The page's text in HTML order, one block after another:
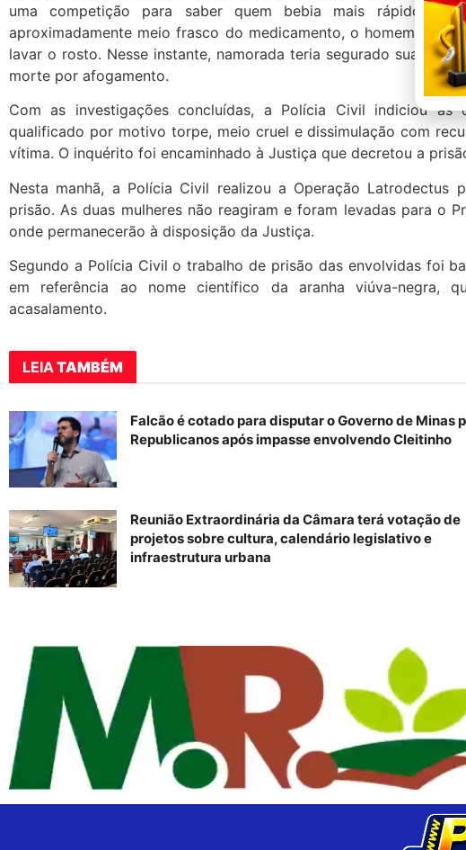
uma competição para saber quem bebia mais rápido.
aproximadamente meio frasco do medicamento, o homem
lavar o rosto. Nesse instante, namorada teria segurado sua
morte por afogamento.
Com as investigações concluídas, a Polícia Civil indiciou as
qualificado por motivo torpe, meio cruel e dissimulação com
vítima. O inquérito foi encaminhado à Justiça que decretou a
Nesta manhã, a Polícia Civil realizou a Operação Latrodectus
prisão. As duas mulheres não reagiram e foram levadas para o
onde permanecerão à disposição da Justiça.
Segundo a Polícia Civil o trabalho de prisão das envolvidas foi
em referência ao nome científico da aranha viúva-negra,
acasalamento.
LEIA TAMBÉM
Falcão é cotado para disputar o Governo de Minas
Republicanos após impasse envolvendo Cleitinho
Reunião Extraordinária da Câmara terá votação de
projetos sobre cultura, calendário legislativo e
infraestrutura urbana